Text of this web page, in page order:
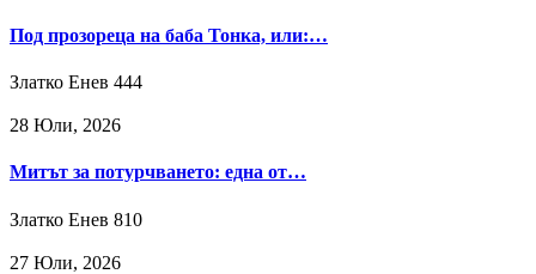
Под прозореца на баба Тонка, или:…
Златко Енев 444
28 Юли, 2026
Митът за потурчването: една от…
Златко Енев 810
27 Юли, 2026